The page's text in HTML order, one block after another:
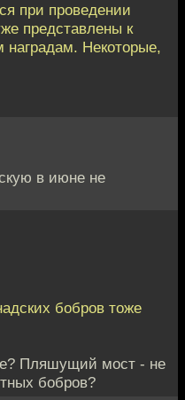
при проведении
представлены к
наградам. Некоторые,
в июне не
бобров тоже
Пляшущий мост - не
бобров?